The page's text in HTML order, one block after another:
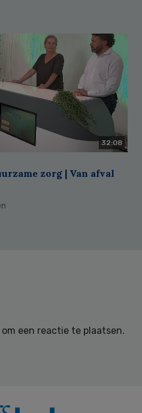
32:08
zorg | Van afval
om een reactie te plaatsen.